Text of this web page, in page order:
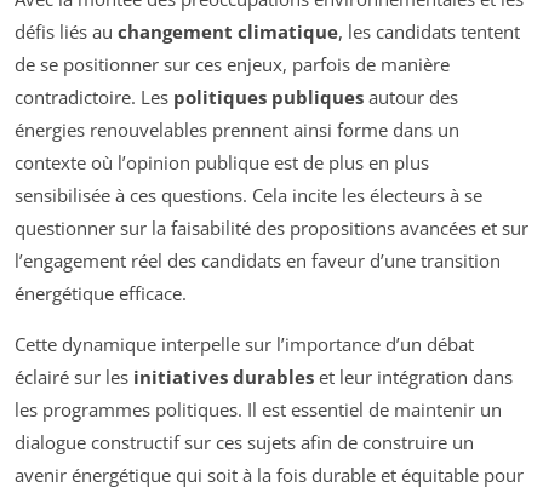
défis liés au changement climatique, les candidats tentent
de se positionner sur ces enjeux, parfois de manière
contradictoire. Les politiques publiques autour des
énergies renouvelables prennent ainsi forme dans un
contexte où l’opinion publique est de plus en plus
sensibilisée à ces questions. Cela incite les électeurs à se
questionner sur la faisabilité des propositions avancées et sur
l’engagement réel des candidats en faveur d’une transition
énergétique efficace.
Cette dynamique interpelle sur l’importance d’un débat
éclairé sur les initiatives durables et leur intégration dans
les programmes politiques. Il est essentiel de maintenir un
dialogue constructif sur ces sujets afin de construire un
avenir énergétique qui soit à la fois durable et équitable pour